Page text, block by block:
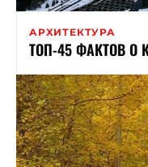
АРХИТЕКТУРА
ТОП-45 ФАКТОВ О